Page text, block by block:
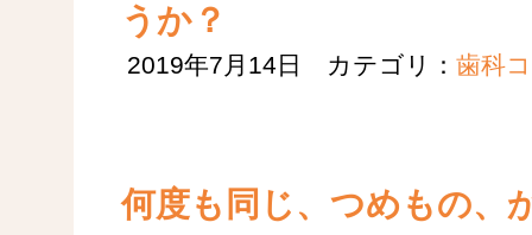
うか？
2019年7月14日 カテゴリ： 歯科
何度も同じ、つめもの、